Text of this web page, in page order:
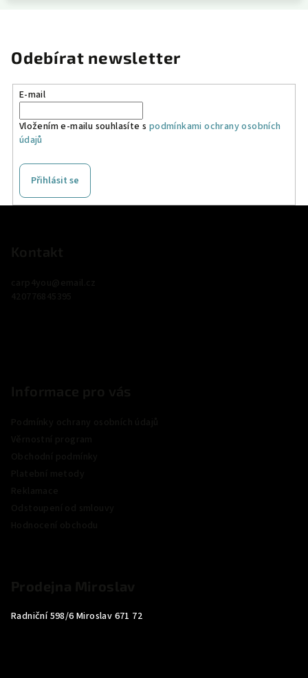
Odebírat newsletter
E-mail
Vložením e-mailu souhlasíte s podmínkami ochrany osobních
údajů
Přihlásit se
Radniční 598/6 Miroslav 671 72